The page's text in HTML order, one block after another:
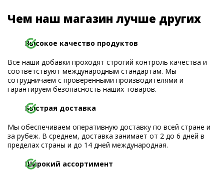
Чем наш магазин лучше других
Высокое качество продуктов
Все наши добавки проходят строгий контроль качества и
соответствуют международным стандартам. Мы
сотрудничаем с проверенными производителями и
гарантируем безопасность наших товаров.
Быстрая доставка
Мы обеспечиваем оперативную доставку по всей стране и
за рубеж. В среднем, доставка занимает от 2 до 6 дней в
пределах страны и до 14 дней международная.
Широкий ассортимент